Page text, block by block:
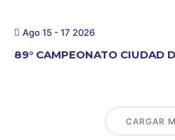
Ago 15 - 17 2026
89° CAMPEONATO CIUDAD
CARGAR